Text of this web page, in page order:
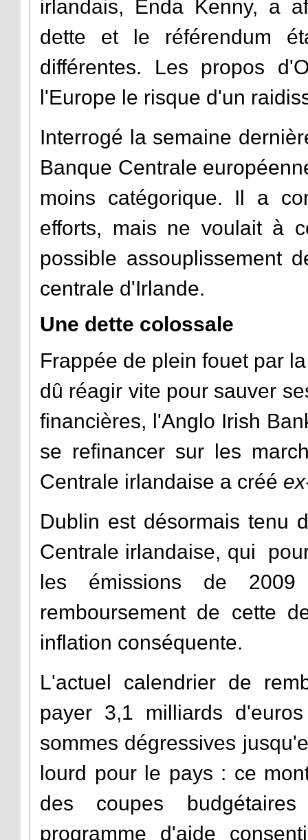
irlandais, Enda Kenny, a
dette et le référendum
différentes. Les propos
l'Europe le risque d'un
Interrogé la semaine
Banque Centrale
moins catégorique. Il a
efforts, mais ne voulait à
possible assouplissement
centrale d'Irlande.
Une dette colossale
Frappée de plein fouet par
dû réagir vite pour sauver
financières, l'Anglo Irish
se refinancer sur les
Centrale irlandaise a créé
Dublin est désormais tenu
Centrale irlandaise, qui
les émissions de
remboursement de cette
inflation conséquente.
L'actuel calendrier de
payer 3,1 milliards
sommes dégressives
lourd pour le pays : ce
des coupes
programme d'aide